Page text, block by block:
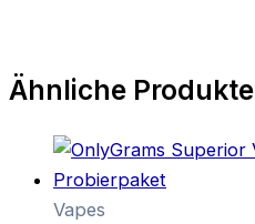
Ähnliche Produkte
Vapes